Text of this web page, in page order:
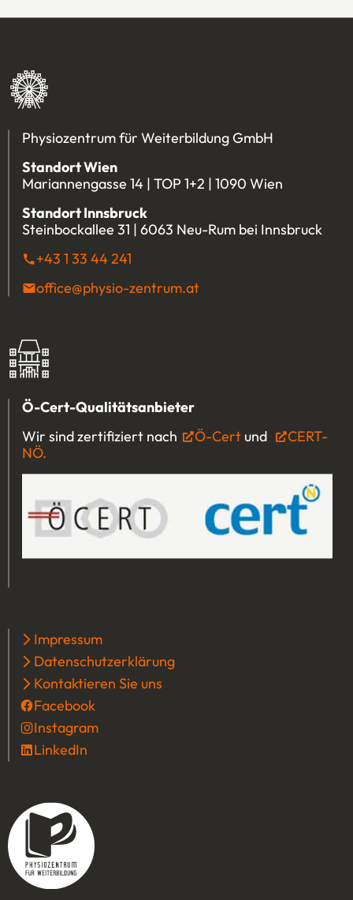
Physiozentrum für Weiterbildung GmbH
Standort Wien
Mariannengasse 14 | TOP 1+2 | 1090 Wien
Standort Innsbruck
Steinbockallee 31 | 6063 Neu-Rum bei Innsbruck
+43 1 33 44 241
office@physio-zentrum.at
Ö-Cert-Qualitätsanbieter
Wir sind zertifiziert nach
Ö-Cert (Öffnet in einem
und
CERT-
NÖ.
Impressum
Datenschutzerklärung
Kontaktieren Sie uns
Facebook
Instagram
LinkedIn